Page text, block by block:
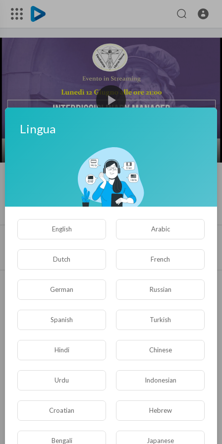
INTERDISCIPLINARY MANAGER
13/06/23
Condividere Incorporare
homonovus
SOTTOSCRIVI
In
La nuova figura professionale che unisce alle competenze scien
tifiche le competenze umanistiche
Mostra di più
0 Commenti sort Ordina Per
Pubblicare
Lingua
English Arabic
Dutch French
German Russian
Spanish Turkish
Hindi Chinese
Urdu Indonesian
Croatian Hebrew
Bengali Japanese